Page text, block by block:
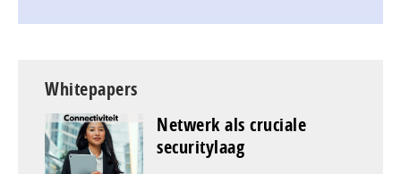
Whitepapers
Netwerk als cruciale
securitylaag